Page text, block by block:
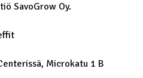
SavoGrow Oy.
Microkatu 1 B